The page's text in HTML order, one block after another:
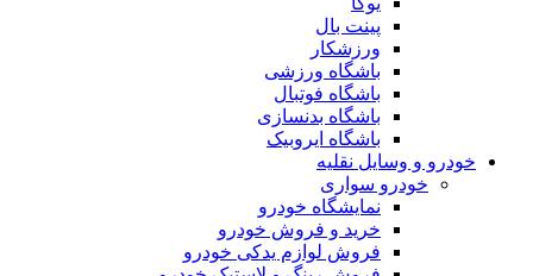
پینت بال
ورزشکار
باشگاه ورزشی
باشگاه فوتبال
باشگاه بدنسازی
باشگاه ایروبیک
خودرو و وسایل نقلیه
خودرو سواری
نمایشگاه خودرو
خرید و فروش خودرو
فروش لوازم یدکی خودرو